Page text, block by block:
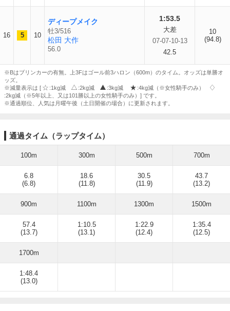
16 5 10
ディープメイク
牡3/516
松田 大作
56.0
1:53.5
大差
07-07-10-13
42.5
10
(94.8)
※Bはブリンカーの有無。上3Fはゴール前3ハロン（600m）のタイム。オッズは単勝オ
ッズ。
※減量表示は [
:1kg減 :2kg減 :3kg減
:4kg減（※女性騎手のみ）
:2kg減（※5年以上、又は101勝以上の女性騎手のみ）] です。
※通過順位、人気は月曜午後（土日開催の場合）に更新されます。
通過タイム（ラップタイム）
100m 300m 500m 700m
6.8
(6.8)
18.6
(11.8)
30.5
(11.9)
43.7
(13.2)
900m 1100m 1300m 1500m
57.4
(13.7)
1:10.5
(13.1)
1:22.9
(12.4)
1:35.4
(12.5)
1700m
1:48.4
(13.0)